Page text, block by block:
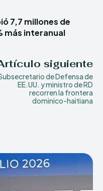
7,7 millones de
más interanual
siguiente
de Defensa de
EE.UU. y ministro de RD
recorren la frontera
dominico-haitiana